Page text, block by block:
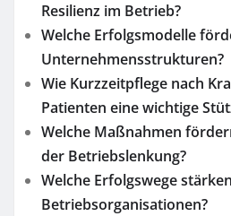
Resilienz im Betrieb?
Welche Erfolgsmodelle
Unternehmensstrukturen?
Wie Kurzzeitpflege nach
Patienten eine wichtige
Welche Maßnahmen
der Betriebslenkung?
Welche Erfolgswege
Betriebsorganisationen?